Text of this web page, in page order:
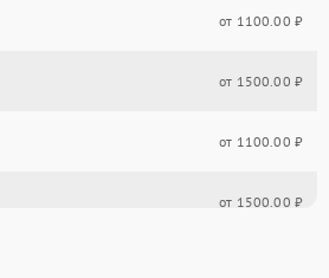
от 1100.00 ₽
от 1500.00 ₽
от 1100.00 ₽
от 1500.00 ₽